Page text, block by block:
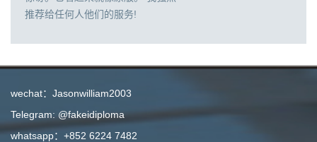
推荐给任何人他们的服务!
wechat：Jasonwilliam2003
Telegram: @fakeidiploma
whatsapp：+852 6224 7482